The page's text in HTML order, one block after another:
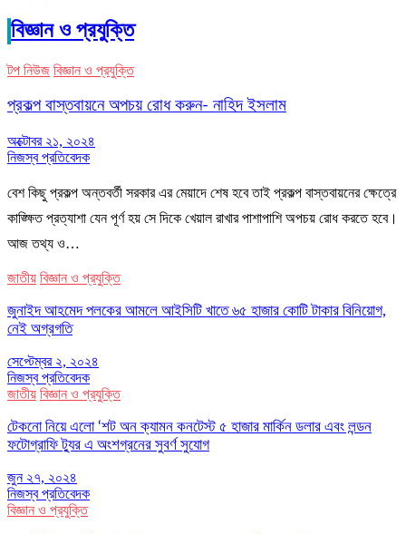
বিজ্ঞান ও প্রযুক্তি
টপ নিউজ বিজ্ঞান ও প্রযুক্তি
প্রকল্প বাস্তবায়নে অপচয় রোধ করুন- নাহিদ ইসলাম
অক্টোবর ২১, ২০২৪
নিজস্ব প্রতিবেদক
বেশ কিছু প্রকল্প অন্তবর্তী সরকার এর মেয়াদে শেষ হবে তাই প্রকল্প বাস্তবায়নের ক্ষেত্রে
কাঙ্ক্ষিত প্রত্যাশা যেন পূর্ণ হয় সে দিকে খেয়াল রাখার পাশাপাশি অপচয় রোধ করতে হবে।
আজ তথ্য ও…
জাতীয় বিজ্ঞান ও প্রযুক্তি
জুনাইদ আহমেদ পলকের আমলে আইসিটি খাতে ৬৫ হাজার কোটি টাকার বিনিয়োগ,
নেই অগ্রগতি
সেপ্টেম্বর ২, ২০২৪
নিজস্ব প্রতিবেদক
জাতীয় বিজ্ঞান ও প্রযুক্তি
টেকনো নিয়ে এলো ‘শট অন ক্যামন কনটেস্ট ৫ হাজার মার্কিন ডলার এবং লন্ডন
ফটোগ্রাফি ট্যুর এ অংশগ্রনের সুবর্ণ সুযোগ
জুন ২৭, ২০২৪
নিজস্ব প্রতিবেদক
বিজ্ঞান ও প্রযুক্তি